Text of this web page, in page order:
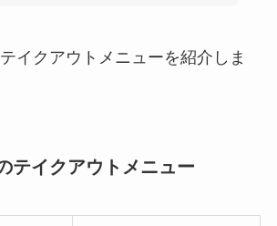
イクアウトメニューを紹介しま
テイクアウトメニュー